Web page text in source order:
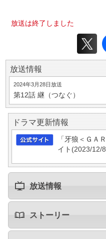
放送は終了しました
放送情報
2024年3月28日放送
第12話継（つなぐ）
ドラマ更新情報
「牙狼＜ＧＡ
イト (2023/12/
放送情報
ストーリー